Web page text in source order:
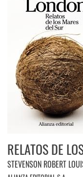
RELATOS DE
STEVENSON ROBERT